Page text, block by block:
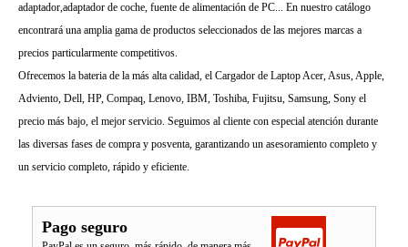
adaptador,adaptador de coche, fuente de alimentación de PC... En nuestro catálogo
encontrará una amplia gama de productos seleccionados de las mejores marcas a
precios particularmente competitivos.
Ofrecemos la bateria de la más alta calidad, el Cargador de Laptop Acer, Asus, Apple,
Adviento, Dell, HP, Compaq, Lenovo, IBM, Toshiba, Fujitsu, Samsung, Sony el
precio más bajo, el mejor servicio. Seguimos al cliente con especial atención durante
las diversas fases de compra y posventa, garantizando un asesoramiento completo y
un servicio completo, rápido y eficiente.
Pago seguro